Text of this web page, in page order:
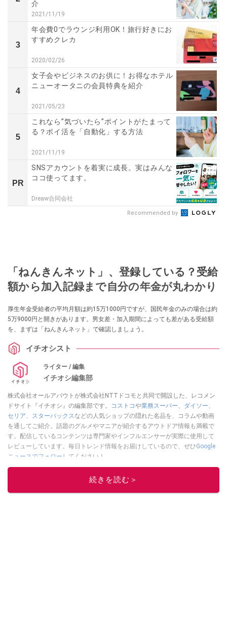
介
2021/11/19
3
年会費0でラウンジ利用OK！旅行好きにお
すすめクレカ
2020/02/26
4
女子会やビジネスのお供に！お得なホテル
ニューオータニの会員特典を紹介
2021/05/23
5
これなら”気づいたら”ポイントがたまって
る？ポイ活を「自動化」する方法
2021/11/19
PR
SNSアカウントを着実に成長。実はみんな
ココ使ってます。
Dreaw合同会社
Recommended by
「ねんきんネット」、登録している？受給
額から加入記録まで自分の年金が丸わかり
厚生年金受給者の平均月額は約15万1000円ですが、国民年金のみの場合は約
5万9000円と開きがあります。男女差・加入期間によっても差がある受給額
を、まずは「ねんきんネット」で確認しましょう。
イチオシスト
ライター / 編集
イチオシ編集部
株式会社オールアバウトが株式会社NTTドコモと共同で開設した、レコメン
ドサイト『イチオシ』の編集部です。
コストコや業務スーパー、 ダイソー、
セリア、 スターバックスなどの人気ショップの隠れた名品を、コラムや動画
を通してご紹介。話題のグルメやマニアが紹介するアウトドア情報も満載で
す。配信しているコンテンツは専門家やインフルエンサーが実際に使用して
レビューしています。毎日トレンド情報をお届けしているので、ぜひGoogle
ニュースでフォロー してください！
続きを読む＞